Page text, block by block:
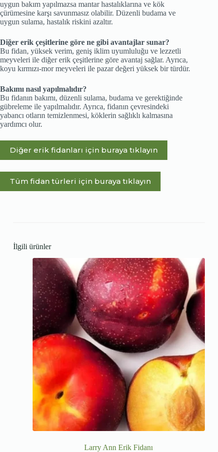
uygun bakım yapılmazsa mantar hastalıklarına ve kök
çürümesine karşı savunmasız olabilir. Düzenli budama ve
uygun sulama, hastalık riskini azaltır.
Diğer erik çeşitlerine göre ne gibi avantajlar sunar?
Bu fidan, yüksek verim, geniş iklim uyumluluğu ve lezzetli
meyveleri ile diğer erik çeşitlerine göre avantaj sağlar. Ayrıca,
koyu kırmızı-mor meyveleri ile pazar değeri yüksek bir türdür.
Bakımı nasıl yapılmalıdır?
Bu fidanın bakımı, düzenli sulama, budama ve gerektiğinde
gübreleme ile yapılmalıdır. Ayrıca, fidanın çevresindeki
yabancı otların temizlenmesi, köklerin sağlıklı kalmasına
yardımcı olur.
Diğer erik fidanları için buraya tıklayın
Tüm fidan türleri için buraya tıklayın
İlgili ürünler
Larry Ann Erik Fidanı